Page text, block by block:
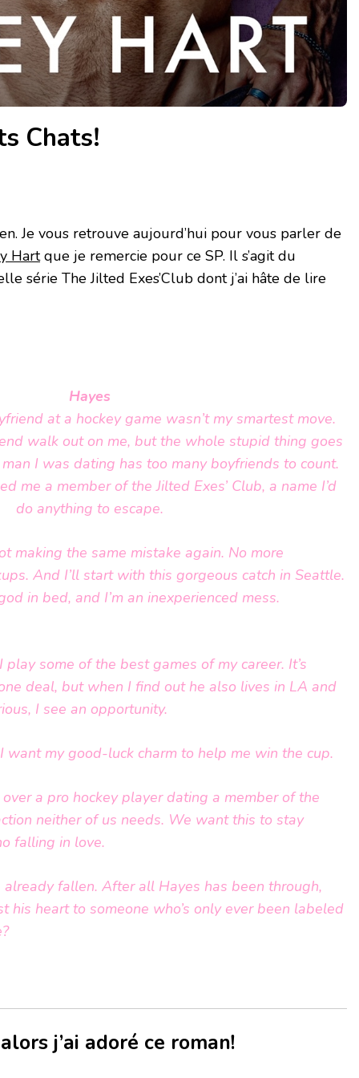
Chats!
Je vous retrouve aujourd’hui pour vous parler de
Hartque je remercie pour ce SP. Il s’agit du
série The Jilted Exes’Club dont j’ai hâte de lire
Hayes
at a hockey game wasn’t my smartest move.
walk out on me, but the whole stupid thing goes
I was dating has too many boyfriends to count.
me a member of the Jilted Exes’ Club, a name I’d
do anything to escape.
making the same mistake again. No more
And I’ll start with this gorgeous catch in Seattle.
in bed, and I’m an inexperienced mess.
some of the best games of my career. It’s
deal, but when I find out he also lives in LA and
I see an opportunity.
want my good-luck charm to help me win the cup.
a pro hockey player dating a member of the
neither of us needs. We want this to stay
falling in love.
already fallen. After all Hayes has been through,
his heart to someone who’s only ever been labeled
j’ai adoré ce roman!